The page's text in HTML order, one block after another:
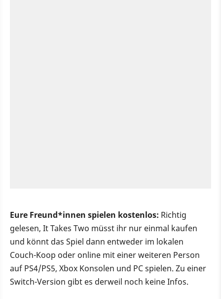
Eure Freund*innen spielen kostenlos: Richtig
gelesen, It Takes Two müsst ihr nur einmal kaufen
und könnt das Spiel dann entweder im lokalen
Couch-Koop oder online mit einer weiteren Person
auf PS4/PS5, Xbox Konsolen und PC spielen. Zu einer
Switch-Version gibt es derweil noch keine Infos.